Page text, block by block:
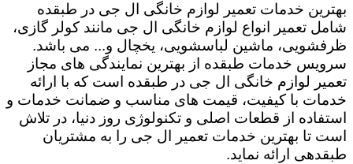
بهترین خدمات تعمیر لوازم خانگی ال جی در طبقده
شامل تعمیر انواع لوازم خانگی ال جی مانند کولر گازی،
ظرفشویی، ماشین لباسشویی، یخچال و... می باشد.
سرویس خدمات طبقده از بهترین نمایندگی های مجاز
تعمیر لوازم خانگی ال جی در طبقده است که با ارائه
خدمات با کیفیت، قیمت های مناسب و ضمانت خدمات و
استفاده از قطعات اصلی و تکنولوژی روز دنیا، در تلاش
است تا بهترین خدمات تعمیر ال جی را به مشتریان
طبقدهی ارائه نماید.